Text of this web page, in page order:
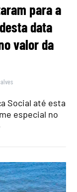
para a
data
valor da
Social até esta
especial no